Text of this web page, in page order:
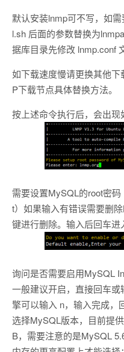
默认安装lnmp可不写，如
l.sh 后面的参数替换为
据库目录先修改 lnmp.conf
如下载速度慢请更换其他
P下载节点具体替换方法。
按上述命令执行后，会出现
需要设置MySQL的root密
t）如果输入有错误需要删
键进行删除。输入后回车进
询问是否需要启用MySQL
一般建议开启，直接回车
擎可以输入 n，输入完成，
选择MySQL版本，目前提
B，需要注意的是MySQL